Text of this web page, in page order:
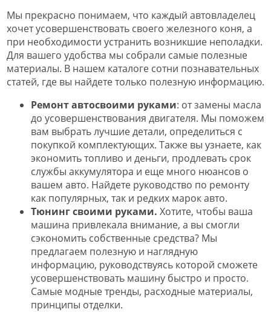
Мы прекрасно понимаем, что каждый автовладелец
хочет усовершенствовать своего железного коня, а
при необходимости устранить возникшие неполадки.
Для вашего удобства мы собрали самые полезные
материалы. В нашем каталоге сотни познавательных
статей, где вы найдете только полезную информацию.
Ремонт автосвоими руками: от замены масла
до усовершенствования двигателя. Мы поможем
вам выбрать лучшие детали, определиться с
покупкой комплектующих. Также вы узнаете, как
экономить топливо и деньги, продлевать срок
службы аккумулятора и еще много нюансов о
вашем авто. Найдете руководство по ремонту
как популярных, так и редких марок авто.
Тюнинг своими руками. Хотите, чтобы ваша
машина привлекала внимание, а вы смогли
сэкономить собственные средства? Мы
предлагаем полезную и наглядную
информацию, руководствуясь которой сможете
усовершенствовать машину быстро и просто.
Самые модные тренды, расходные материалы,
принципы отделки.